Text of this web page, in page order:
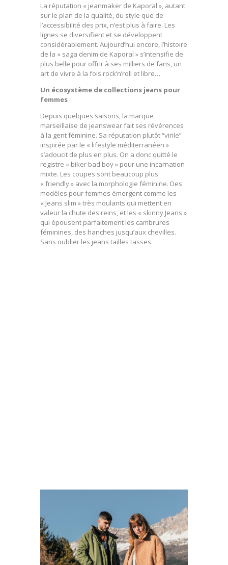
La réputation « jeanmaker de Kaporal », autant
sur le plan de la qualité, du style que de
l’accessibilité des prix, n’est plus à faire. Les
lignes se diversifient et se développent
considérablement. Aujourd’hui encore, l’histoire
de la « saga denim de Kaporal » s’intensifie de
plus belle pour offrir à ses milliers de fans, un
art de vivre à la fois rock’n’roll et libre…
Un écosystème de collections jeans pour
femmes
Depuis quelques saisons, la marque
marseillaise de jeanswear fait ses révérences
à la gent féminine. Sa réputation plutôt “virile”
inspirée par le « lifestyle méditerranéen »
s’adoucit de plus en plus. On a donc quitté le
registre « biker bad boy » pour une incarnation
mixte. Les coupes sont beaucoup plus
« friendly » avec la morphologie féminine. Des
modèles pour femmes émergent comme les
« Jeans slim » très moulants qui mettent en
valeur la chute des reins, et les « skinny Jeans »
qui épousent parfaitement les cambrures
féminines, des hanches jusqu’aux chevilles.
Sans oublier les jeans tailles tasses.